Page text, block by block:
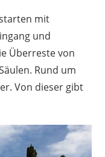
mit
und
Überreste von
Rund um
Von dieser gibt